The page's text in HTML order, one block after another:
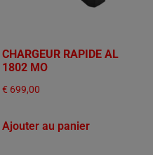
CHARGEUR RAPIDE AL
1802 MO
€ 699,00
Ajouter au panier